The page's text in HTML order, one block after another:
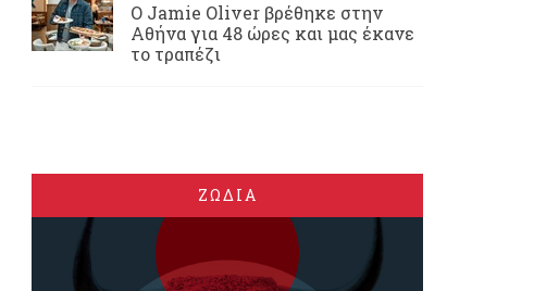
Ο Jamie Oliver βρέθηκε στην
Αθήνα για 48 ώρες και μας έκανε
το τραπέζι
ΖΩΔΙΑ